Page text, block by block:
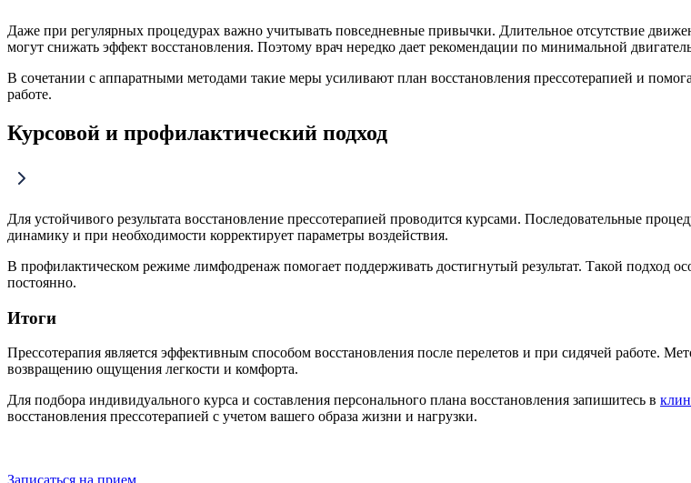
Даже при регулярных процедурах важно учитывать повседневные привычки. Длительное отсутствие
могут снижать эффект восстановления. Поэтому врач нередко дает рекомендации по минимальной
В сочетании с аппаратными методами такие меры усиливают план восстановления прессотерапией и
работе.
Курсовой и профилактический подход
Для устойчивого результата восстановление прессотерапией проводится курсами. Последовательные
динамику и при необходимости корректирует параметры воздействия.
В профилактическом режиме лимфодренаж помогает поддерживать достигнутый результат. Такой подход
постоянно.
Итоги
Прессотерапия является эффективным способом восстановления после перелетов и при сидячей работе.
возвращению ощущения легкости и комфорта.
Для подбора индивидуального курса и составления персонального плана восстановления запишитесь в
восстановления прессотерапией с учетом вашего образа жизни и нагрузки.